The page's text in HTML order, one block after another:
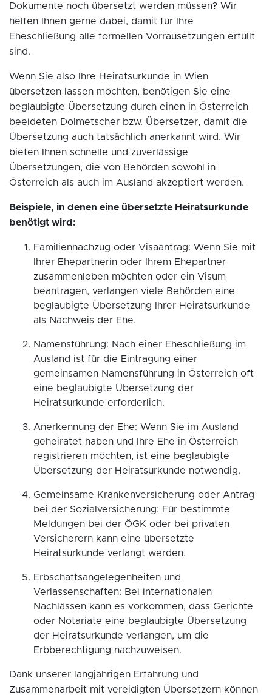
Dokumente noch übersetzt werden müssen? Wir
helfen Ihnen gerne dabei, damit für Ihre
Eheschließung alle formellen Vorrausetzungen erfüllt
sind.
Wenn Sie also Ihre Heiratsurkunde in Wien
übersetzen lassen möchten, benötigen Sie eine
beglaubigte Übersetzung durch einen in Österreich
beeideten Dolmetscher bzw. Übersetzer, damit die
Übersetzung auch tatsächlich anerkannt wird. Wir
bieten Ihnen schnelle und zuverlässige
Übersetzungen, die von Behörden sowohl in
Österreich als auch im Ausland akzeptiert werden.
Beispiele, in denen eine übersetzte Heiratsurkunde
benötigt wird:
Familiennachzug oder Visaantrag: Wenn Sie mit
Ihrer Ehepartnerin oder Ihrem Ehepartner
zusammenleben möchten oder ein Visum
beantragen, verlangen viele Behörden eine
beglaubigte Übersetzung Ihrer Heiratsurkunde
als Nachweis der Ehe.
Namensführung: Nach einer Eheschließung im
Ausland ist für die Eintragung einer
gemeinsamen Namensführung in Österreich oft
eine beglaubigte Übersetzung der
Heiratsurkunde erforderlich.
Anerkennung der Ehe: Wenn Sie im Ausland
geheiratet haben und Ihre Ehe in Österreich
registrieren möchten, ist eine beglaubigte
Übersetzung der Heiratsurkunde notwendig.
Gemeinsame Krankenversicherung oder Antrag
bei der Sozialversicherung: Für bestimmte
Meldungen bei der ÖGK oder bei privaten
Versicherern kann eine übersetzte
Heiratsurkunde verlangt werden.
Erbschaftsangelegenheiten und
Verlassenschaften: Bei internationalen
Nachlässen kann es vorkommen, dass Gerichte
oder Notariate eine beglaubigte Übersetzung
der Heiratsurkunde verlangen, um die
Erbberechtigung nachzuweisen.
Dank unserer langjährigen Erfahrung und
Zusammenarbeit mit vereidigten Übersetzern können